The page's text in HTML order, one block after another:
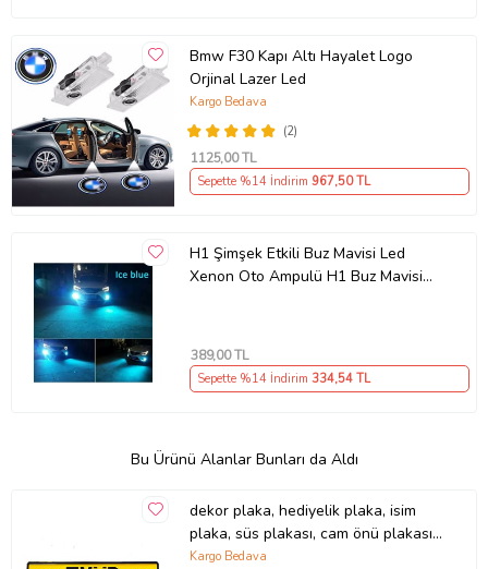
Bmw F30 Kapı Altı Hayalet Logo
Orjinal Lazer Led
(2)
Kargo Bedava
1125,00 TL
Sepette %14 İndirim 967,50 TL
H1 Şimşek Etkili Buz Mavisi Led
Xenon Oto Ampulü H1 Buz Mavisi
389,00 TL
Sepette %14 İndirim 334,54 TL
Bu Ürünü Alanlar Bunları da Aldı
dekor plaka, hediyelik plaka, isim
plaka, süs plakası, cam önü plakası,
tırcı plakası (Sarı-Siyah)
Kargo Bedava